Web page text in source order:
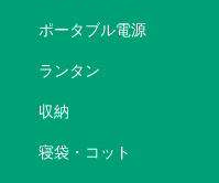
ポータブル電源
ランタン
収納
寝袋・コット